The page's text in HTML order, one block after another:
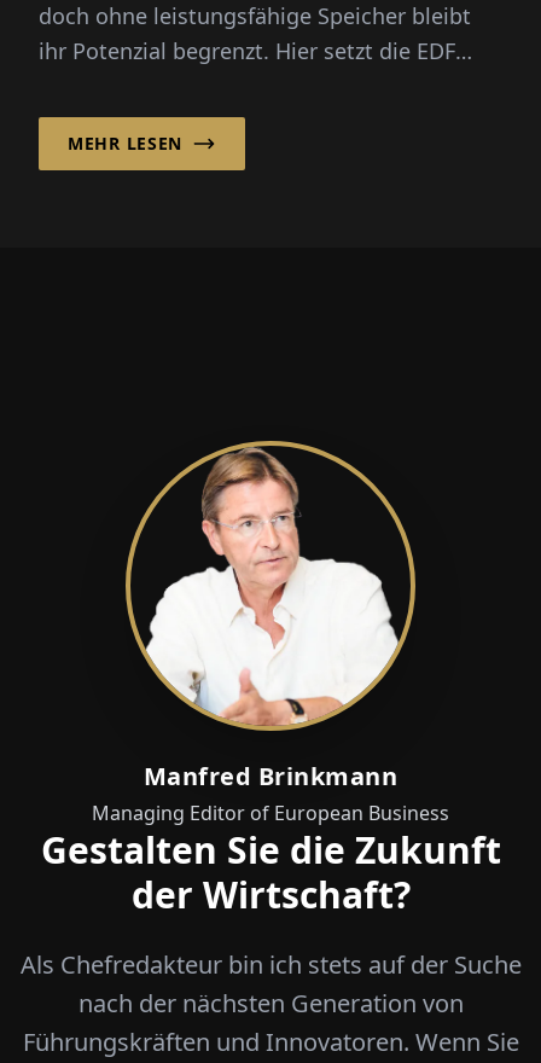
doch ohne leistungsfähige Speicher bleibt
ihr Potenzial begrenzt. Hier setzt die EDF
MEHR LESEN
Manfred Brinkmann
Managing Editor of European Business
Gestalten Sie die Zukunft
der Wirtschaft?
Als Chefredakteur bin ich stets auf der Suche
nach der nächsten Generation von
Führungskräften und Innovatoren. Wenn Sie